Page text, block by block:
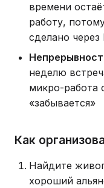
времени
работу,
сделано
неделю
микро-работа
«забывается»
Как
Найдите
хороший